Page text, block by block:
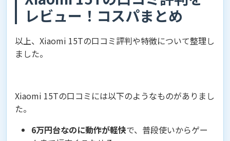
レビュー！コスパまとめ
以上、Xiaomi 15Tの口コミ評判や特徴について整理し
ました。
Xiaomi 15Tの口コミには以下のようなものがありまし
た。
6万円台なのに動作が軽快で、普段使いからゲー